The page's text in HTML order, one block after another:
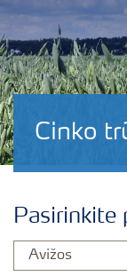
Cinko
Pasirinkite